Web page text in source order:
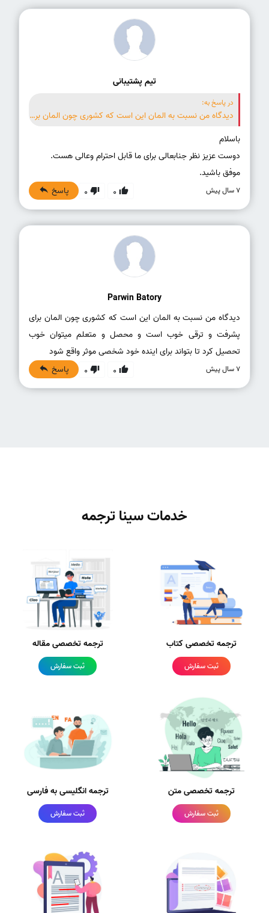
تیم پشتیبانی
در پاسخ به:
دیدگاه من نسبت به المان این است که کشوری چون المان برای پشرفت و ترقی خوب است و محصل و متعلم میتوان خوب تحصیل کرد تا بتواند برای اینده خود شخصی موثر واقع شود
موفق باشید.
7 سال پیش 0
0 پاسخ
Parwin Batory
دیدگاه من نسبت به المان این است که کشوری چون المان برای
پشرفت و ترقی خوب است و محصل و متعلم میتوان خوب
تحصیل کرد تا بتواند برای اینده خود شخصی موثر واقع شود
7 سال پیش 0
0 پاسخ
خدمات سینا ترجمه
ترجمه تخصصی کتاب
ثبت سفارش
ترجمه تخصصی مقاله
ثبت سفارش
ترجمه تخصصی متن
ثبت سفارش
ترجمه انگلیسی به فارسی
ثبت سفارش